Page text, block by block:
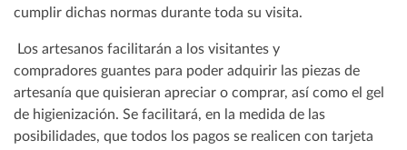
cumplir dichas normas durante toda su visita.
Los artesanos facilitarán a los visitantes y
compradores guantes para poder adquirir las piezas de
artesanía que quisieran apreciar o comprar, así como el gel
de higienización. Se facilitará, en la medida de las
posibilidades, que todos los pagos se realicen con tarjeta